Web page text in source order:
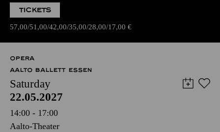
TICKETS
57,00 51,00 42,00 35,00 28,00 17,00 €
OPERA
AALTO BALLETT ESSEN
Saturday
22.05.2027
14:00 - 17:00
Aalto-Theater